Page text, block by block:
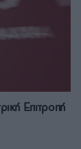
Επιτροπή